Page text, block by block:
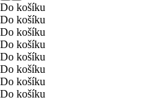
Do košíku
Do košíku
Do košíku
Do košíku
Do košíku
Do košíku
Do košíku
Do košíku